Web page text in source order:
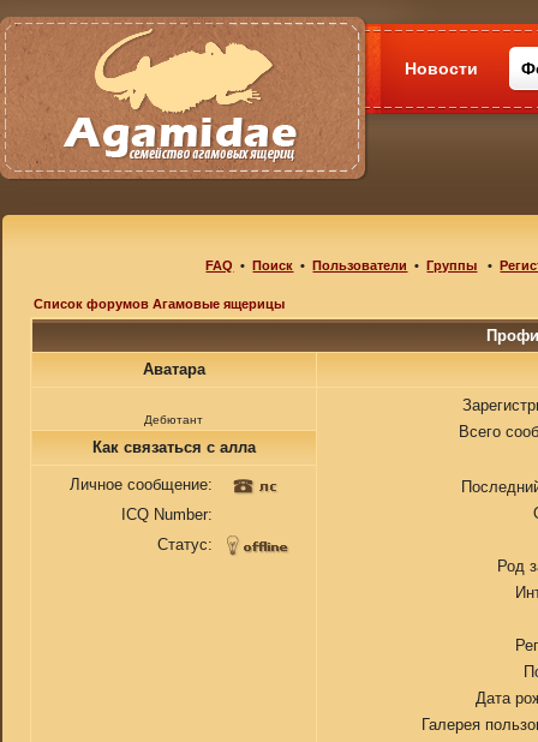
Новости
FAQ •Поиск •Пользователи •Группы •
Список форумов Агамовые ящерицы
Аватара
Дебютант
Всего
Род
Дата
Галерея
Как связаться с алла
Личное сообщение:
ICQ Number:
Статус: